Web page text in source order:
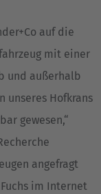
auf die
mit einer
und außerhalb
unseres Hofkrans
gewesen,“
angefragt
im Internet